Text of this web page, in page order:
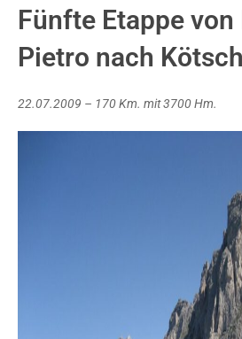
Fünfte Etappe von
Pietro nach
22.07.2009 – 170 Km. mit 3700 Hm.